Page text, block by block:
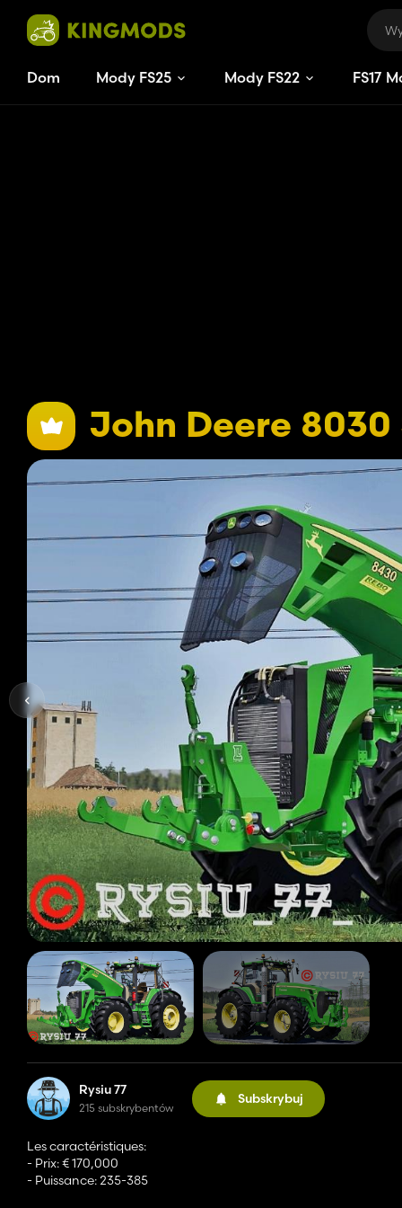
Dom Mody FS25 Mody FS22 FS17
John Deere
Rysiu 77
215 subskrybentów
Subskrybuj
Les caractéristiques:
- Prix: € 170,000
- Puissance: 235-385